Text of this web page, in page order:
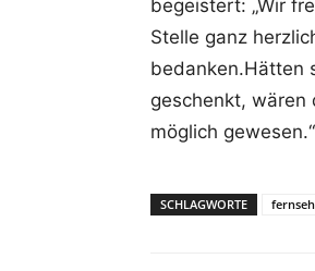
begeistert: „Wir
Stelle ganz
bedanken.Hätten
geschenkt, wären
möglich
SCHLAGWORTE